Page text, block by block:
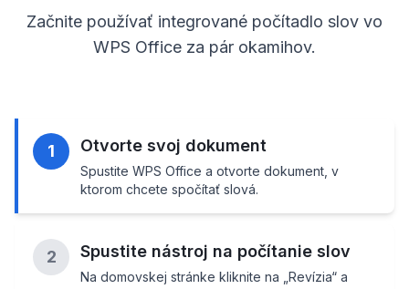
Začnite používať integrované počítadlo slov vo
WPS Office za pár okamihov.
1 Otvorte svoj dokument
Spustite WPS Office a otvorte dokument, v
ktorom chcete spočítať slová.
2 Spustite nástroj na počítanie slov
Na domovskej stránke kliknite na „Revízia“ a